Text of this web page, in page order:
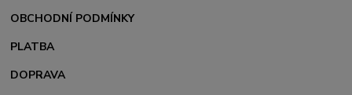
OBCHODNÍ PODMÍNKY
PLATBA
DOPRAVA